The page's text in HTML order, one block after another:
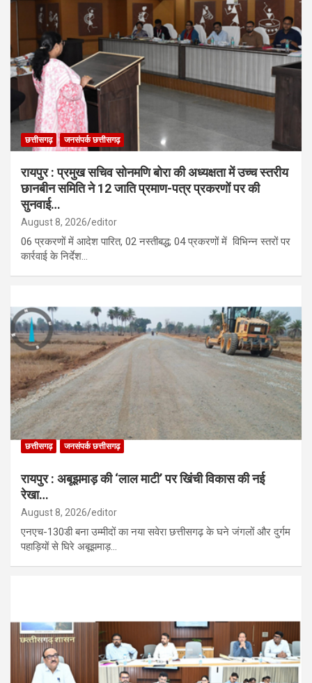
छत्तीसगढ़ जनसंपर्क छत्तीसगढ़
रायपुर : प्रमुख सचिव सोनमणि बोरा की अध्यक्षता में उच्च स्तरीय
छानबीन समिति ने 12 जाति प्रमाण-पत्र प्रकरणों पर की
सुनवाई…
August 8, 2026 editor
06 प्रकरणों में आदेश पारित, 02 नस्तीबद्ध; 04 प्रकरणों में विभिन्न स्तरों पर
कार्रवाई के निर्देश…
छत्तीसगढ़ जनसंपर्क छत्तीसगढ़
रायपुर : अबूझमाड़ की ‘लाल माटी’ पर खिंची विकास की नई
रेखा…
August 8, 2026 editor
एनएच-130डी बना उम्मीदों का नया सवेरा छत्तीसगढ़ के घने जंगलों और दुर्गम
पहाड़ियों से घिरे अबूझमाड़…